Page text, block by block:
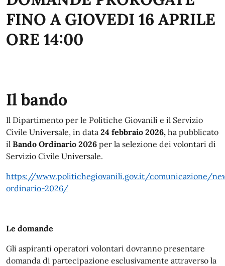
FINO A GIOVEDI 16 APRILE
ORE 14:00
Il bando
Il Dipartimento per le Politiche Giovanili e il Servizio
Civile Universale, in data 24 febbraio 2026, ha pubblicato
il Bando Ordinario 2026 per la selezione dei volontari di
Servizio Civile Universale.
https://www.politichegiovanili.gov.it/comunicazione/
ordinario-2026/
Le domande
Gli aspiranti operatori volontari dovranno presentare
domanda di partecipazione esclusivamente attraverso la